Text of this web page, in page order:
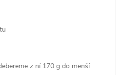
z ní 170 g do menší